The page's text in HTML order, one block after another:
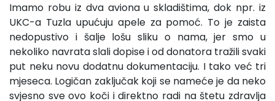
Imamo robu iz dva aviona u skladištima, dok npr. iz
UKC-a Tuzla upućuju apele za pomoć. To je zaista
nedopustivo i šalje lošu sliku o nama, jer smo u
nekoliko navrata slali dopise i od donatora tražili svaki
put neku novu dodatnu dokumentaciju. I tako već tri
mjeseca. Logičan zaključak koji se nameće je da neko
svjesno sve ovo koči i direktno radi na štetu zdravlja